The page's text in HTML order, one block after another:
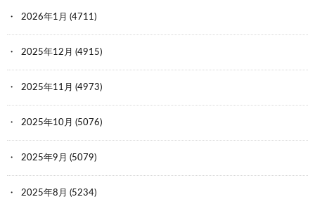
2026年1月 (4711)
2025年12月 (4915)
2025年11月 (4973)
2025年10月 (5076)
2025年9月 (5079)
2025年8月 (5234)